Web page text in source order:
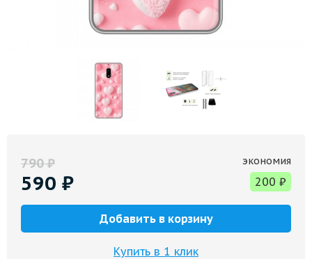
790₽
590 ₽
экономия
200 ₽
Добавить в корзину
Купить в 1 клик